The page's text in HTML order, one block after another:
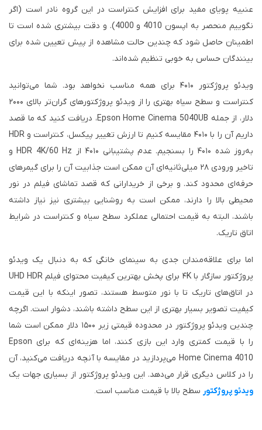
عنبیه پویای مفید برای افزایش کنتراست در این گروه نادر است (اگر
نگوییم منحصر به اپسون 4010 و 4000). و دقت بیشتری شده است تا
اطمینان حاصل شود که چندین حالت مشاهده از پیش تعیین شده برای
بینندگان حساس به خوبی تنظیم شده‌اند.
ویدئو پروژکتور ۴۰۱۰ برای همه مناسب نخواهد بود. شما می‌توانید
کنتراست و سطح سیاه بهتری را از ویدئو پروژکتورهای گران‌تر بالای ۲۰۰۰
دلار، از جمله Epson Home Cinema 5040UB، دریافت کنید که ما قصد
داریم آن را با ۴۰۱۰ مقایسه کنیم تا ارزش تغییر پیکسل، کنتراست و HDR
به‌روز شده ۴۰۱۰ را بسنجیم. عدم پشتیبانی ۴۰۱۰ از HDR 4K/60 Hz و
تاخیر ورودی ۲۸ میلی‌ثانیه‌ای آن ممکن است جذابیت آن را برای گیمرهای
حرفه‌ای محدود کند. و برخی از خریدارانی که قصد تماشای فیلم در نور
محیطی بالا را دارند، ممکن است به روشنایی بیشتری نیز نیاز داشته
باشند، البته به قیمت احتمالی عملکرد سطح سیاه و کنتراست در شرایط
اتاق تاریک.
اما برای علاقه‌مندان جدی به سینمای خانگی که به دنبال یک ویدئو
پروژکتور سازگار با ۴K برای پخش بهترین کیفیت محتوای فیلم UHD HDR
در اتاق‌های تاریک تا با نور متوسط ​​هستند، تصور اینکه با این قیمت
کیفیت تصویر بسیار بهتری از این سطح داشته باشند، دشوار است. اگرچه
چندین ویدئو پروژکتور در محدوده قیمتی زیر ۱۵۰۰ دلار ممکن است شما
را با قیمت کمتری وارد این بازی کنند، اما هزینه‌ای که برای Epson
Home Cinema 4010 می‌پردازید در مقایسه با آنچه دریافت می‌کنید، آن
را در کلاس دیگری قرار می‌دهد. این ویدئو پروژکتور از بسیاری جهات یک
ویدئو پروژکتور سطح بالا با قیمت مناسب است.